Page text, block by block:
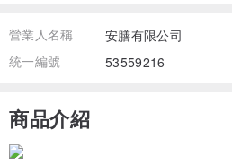
營業人名稱
安膳有限公司
統一編號
53559216
商品介紹